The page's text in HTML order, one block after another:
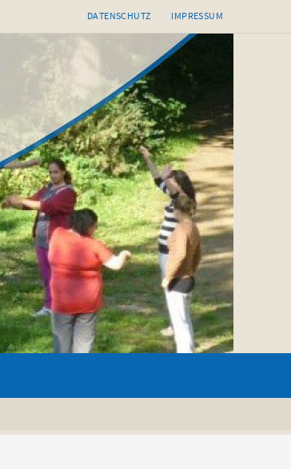
DATENSCHUTZ IMPRESSUM